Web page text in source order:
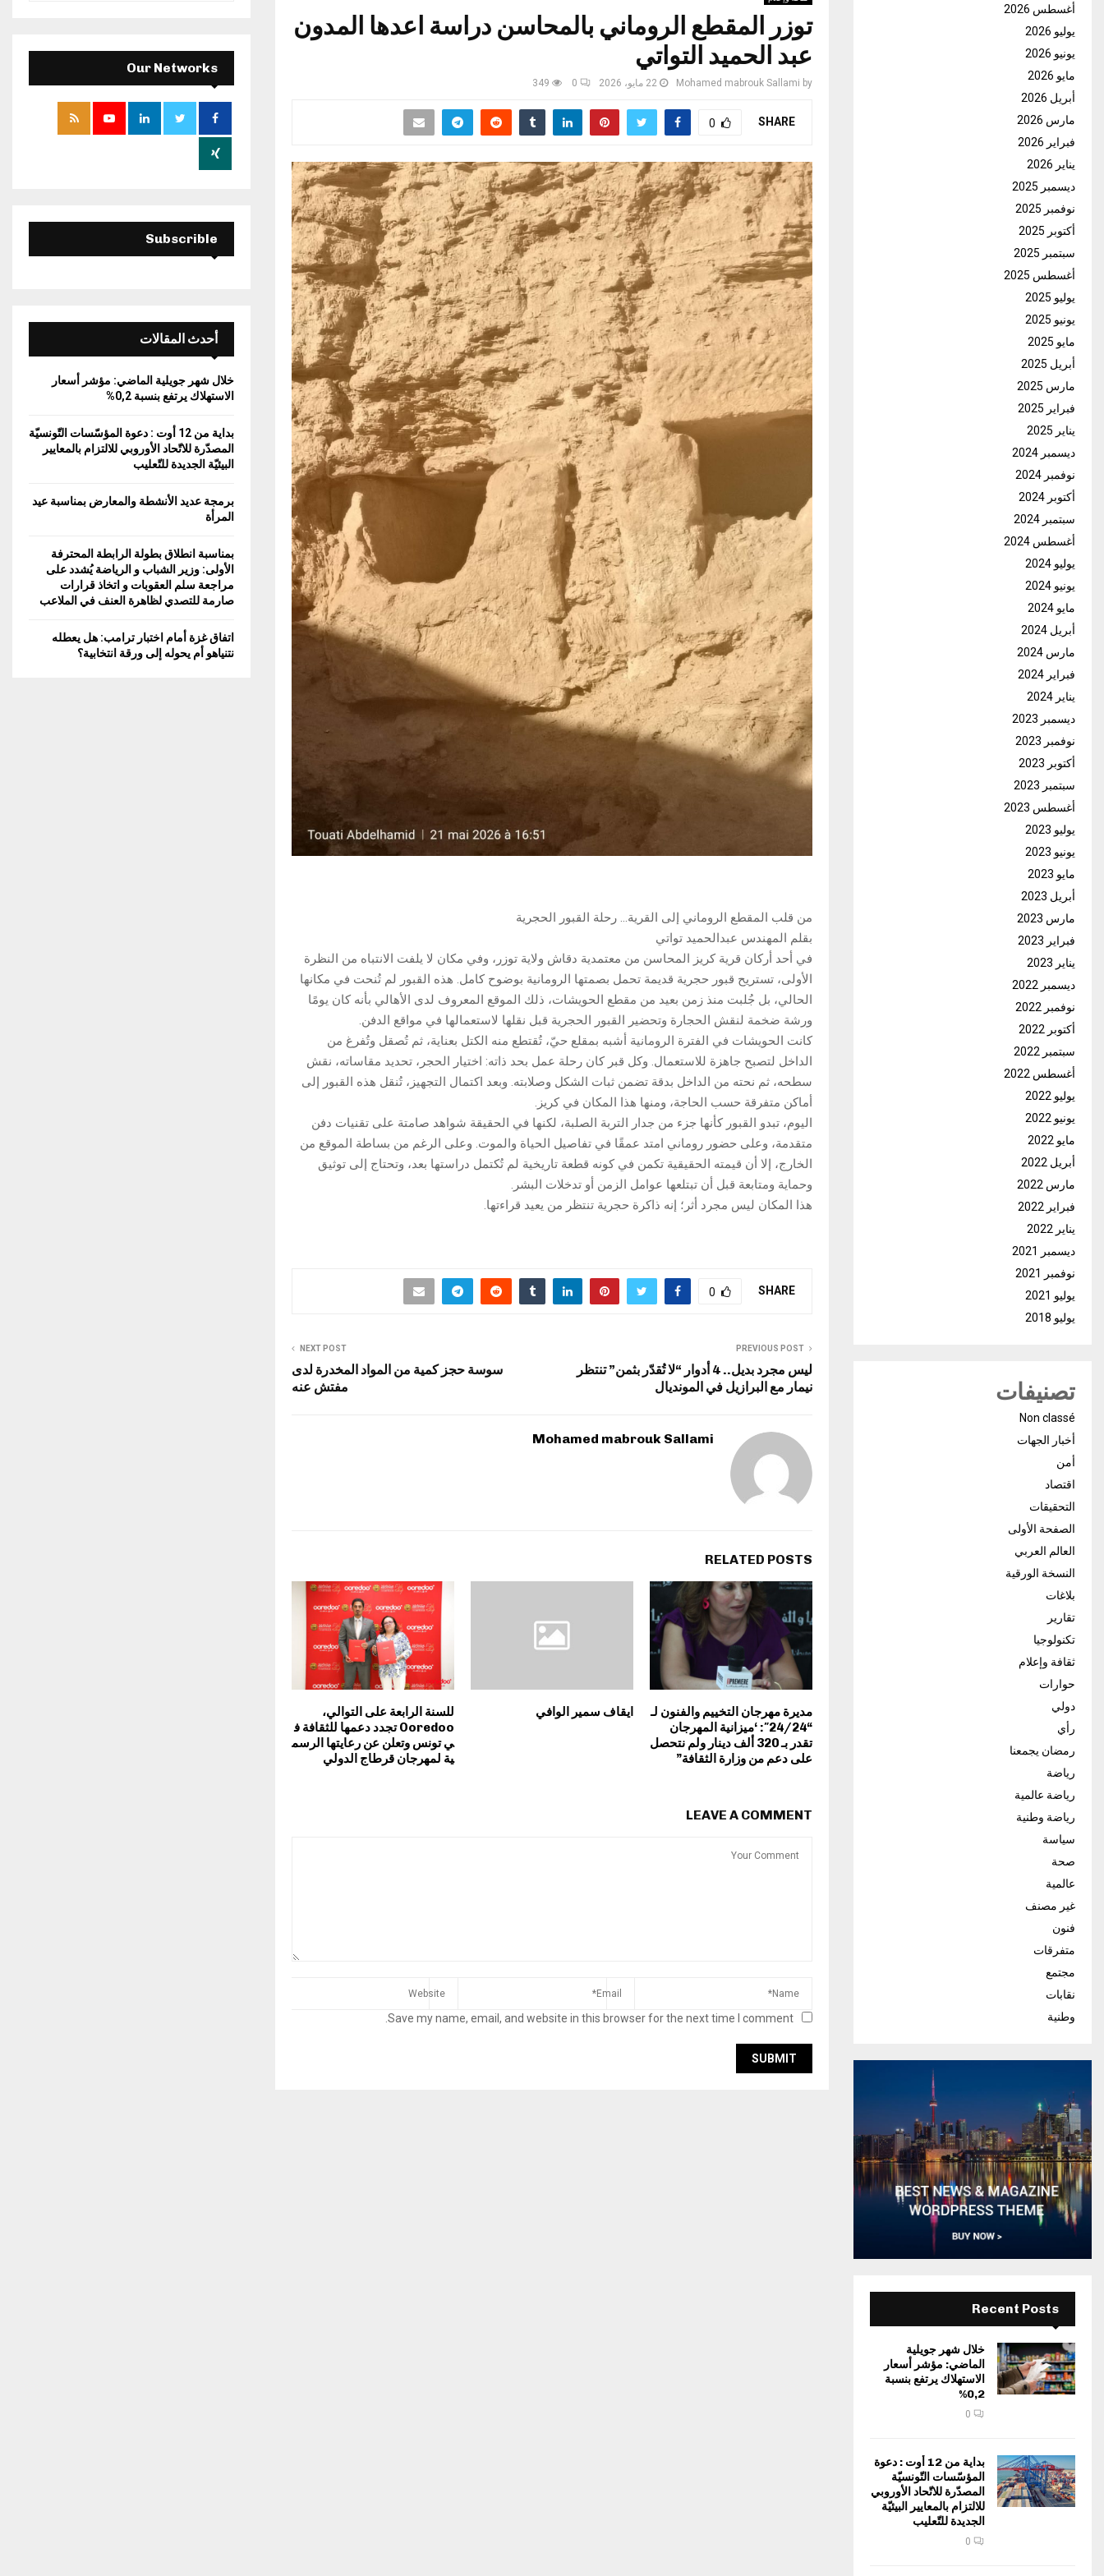
توزر المقطع الروماني بالمحاسن دراسة اعدها المدون
عبد الحميد التواتي
by
Mohamed mabrouk Sallami 22 مايو، 2026 0
349
SHARE
0
من قلب المقطع الروماني إلى القرية… رحلة القبور الحجرية
بقلم المهندس عبدالحميد تواتي
في أحد أركان قرية كريز المحاسن من معتمدية دقاش ولاية توزر، وفي مكان لا يلفت الانتباه من النظرة
الأولى، تستريح قبور حجرية قديمة تحمل بصمتها الرومانية بوضوح كامل. هذه القبور لم تُنحت في مكانها
الحالي، بل جُلبت منذ زمن بعيد من مقطع الحويشات، ذلك الموقع المعروف لدى الأهالي بأنه كان يومًا
ورشة ضخمة لنقش الحجارة وتحضير القبور الحجرية قبل نقلها لاستعمالها في مواقع الدفن.
كانت الحويشات في الفترة الرومانية أشبه بمقلع حيّ، تُقتطع منه الكتل بعناية، ثم تُصقل وتُفرغ من
الداخل لتصبح جاهزة للاستعمال. وكل قبر كان رحلة عمل بحد ذاته: اختيار الحجر، تحديد مقاساته، نقش
سطحه، ثم نحته من الداخل بدقة تضمن ثبات الشكل وصلابته. وبعد اكتمال التجهيز، تُنقل هذه القبور إلى
أماكن متفرقة حسب الحاجة، ومنها هذا المكان في كريز.
اليوم، تبدو القبور كأنها جزء من جدار التربة الصلبة، لكنها في الحقيقة شواهد صامتة على تقنيات دفن
متقدمة، وعلى حضور روماني امتد عمقًا في تفاصيل الحياة والموت. وعلى الرغم من بساطة الموقع من
الخارج، إلا أن قيمته الحقيقية تكمن في كونه قطعة تاريخية لم تُكتمل دراستها بعد، وتحتاج إلى توثيق
وحماية ومتابعة قبل أن تبتلعها عوامل الزمن أو تدخلات البشر.
هذا المكان ليس مجرد أثر؛ إنه ذاكرة حجرية تنتظر من يعيد قراءتها.
SHARE
0
PREVIOUS POST
ليس مجرد بديل.. 4 أدوار “لا تُقدّر بثمن” تنتظر
نيمار مع البرازيل في المونديال
NEXT POST
سوسة حجز كمية من المواد المخدرة لدى
مفتش عنه
Mohamed mabrouk Sallami
RELATED POSTS
مديرة مهرجان التخييم والفنون لـ
“24/24″: ‘ميزانية المهرجان
تقدر بـ 320 ألف دينار ولم نتحصل
على دعم من وزارة الثقافة”
ايقاف سمير الوافي
للسنة الرابعة على التوالي،
Ooredoo تجدد دعمها للثقافة ف
ي تونس وتعلن عن رعايتها الرسم
ية لمهرجان قرطاج الدولي
LEAVE A COMMENT
Save my name, email, and website in this browser for the next time I comment.
أغسطس 2026
يوليو 2026
يونيو 2026
مايو 2026
أبريل 2026
مارس 2026
فبراير 2026
يناير 2026
ديسمبر 2025
نوفمبر 2025
أكتوبر 2025
سبتمبر 2025
أغسطس 2025
يوليو 2025
يونيو 2025
مايو 2025
أبريل 2025
مارس 2025
فبراير 2025
يناير 2025
ديسمبر 2024
نوفمبر 2024
أكتوبر 2024
سبتمبر 2024
أغسطس 2024
يوليو 2024
يونيو 2024
مايو 2024
أبريل 2024
مارس 2024
فبراير 2024
يناير 2024
ديسمبر 2023
نوفمبر 2023
أكتوبر 2023
سبتمبر 2023
أغسطس 2023
يوليو 2023
يونيو 2023
مايو 2023
أبريل 2023
مارس 2023
فبراير 2023
يناير 2023
ديسمبر 2022
نوفمبر 2022
أكتوبر 2022
سبتمبر 2022
أغسطس 2022
يوليو 2022
يونيو 2022
مايو 2022
أبريل 2022
مارس 2022
فبراير 2022
يناير 2022
ديسمبر 2021
نوفمبر 2021
يوليو 2021
يوليو 2018
تصنيفات
Non classé
أخبار الجهات
أمن
اقتصاد
التحقيقات
الصفحة الأولى
العالم العربي
النسخة الورقية
بلاغات
تقارير
تكنولوجيا
ثقافة وإعلام
حوارات
دولي
رأي
رمضان يجمعنا
رياضة
رياضة عالمية
رياضة وطنية
سياسة
صحة
عالمية
غير مصنف
فنون
متفرقات
مجتمع
نقابات
وطنية
Recent Posts
خلال شهر جويلية
الماضي: مؤشر أسعار
الاستهلاك يرتفع بنسبة
0,2%
0
بداية من 12 أوت : دعوة
المؤسّسات التّونسيّة
المصدّرة للاتّحاد الأوروبي
للالتزام بالمعايير البيئيّة
الجديدة للتّعليب
0
E
A
Our Networks
Subscrible
أحدث المقالات
خلال شهر جويلية الماضي: مؤشر أسعار
الاستهلاك يرتفع بنسبة 0,2%
بداية من 12 أوت : دعوة المؤسّسات التّونسيّة
المصدّرة للاتّحاد الأوروبي للالتزام بالمعايير
البيئيّة الجديدة للتّعليب
برمجة عديد الأنشطة والمعارض بمناسبة عيد
المرأة
بمناسبة انطلاق بطولة الرابطة المحترفة
الأولى: وزير الشباب و الرياضة يُشدد على
مراجعة سلم العقوبات و اتخاذ قرارات
صارمة للتصدي لظاهرة العنف في الملاعب
اتفاق غزة أمام اختبار ترامب: هل يعطله
نتنياهو أم يحوله إلى ورقة انتخابية؟